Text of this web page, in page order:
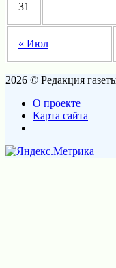
« Июл
31
2026 © Редакция
О проекте
Карта сайта